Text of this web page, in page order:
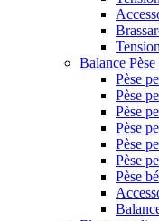
Balance
Pèse
Pèse
Pèse
Pèse
Pèse
Pèse
Pèse